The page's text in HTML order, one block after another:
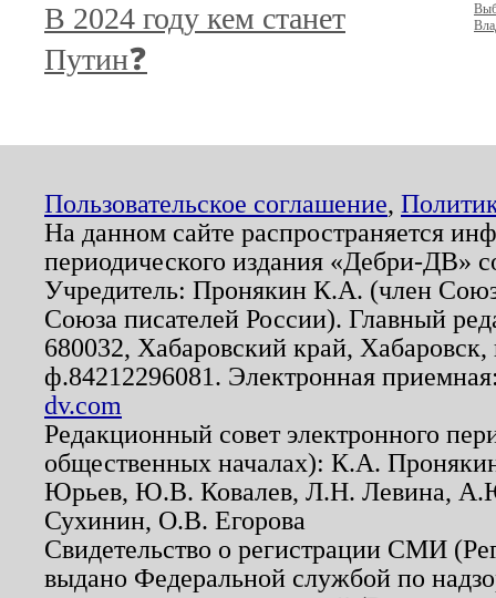
В 2024 году кем станет
Путин❓
Пользовательское соглашение,
На данном сайте распространяется
периодического издания «Дебри-ДВ»
Учредитель: Пронякин К.А. (член
Союза писателей России). Главный
680032, Хабаровский край,
ф.84212296081. Электронная
dv.com
Редакционный совет электронного
общественных началах): К.А.
Юрьев, Ю.В. Ковалев, Л.Н. Левина,
Сухинин, О.В. Егорова
Свидетельство о регистрации СМИ
выдано Федеральной службой по